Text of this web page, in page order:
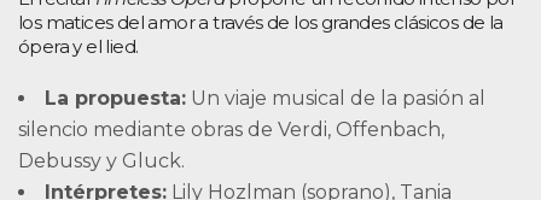
los matices del amor a través de los grandes clásicos de la
ópera y el lied.
La propuesta: Un viaje musical de la pasión al
silencio mediante obras de Verdi, Offenbach,
Debussy y Gluck.
Intérpretes: Lily Hozlman (soprano), Tania